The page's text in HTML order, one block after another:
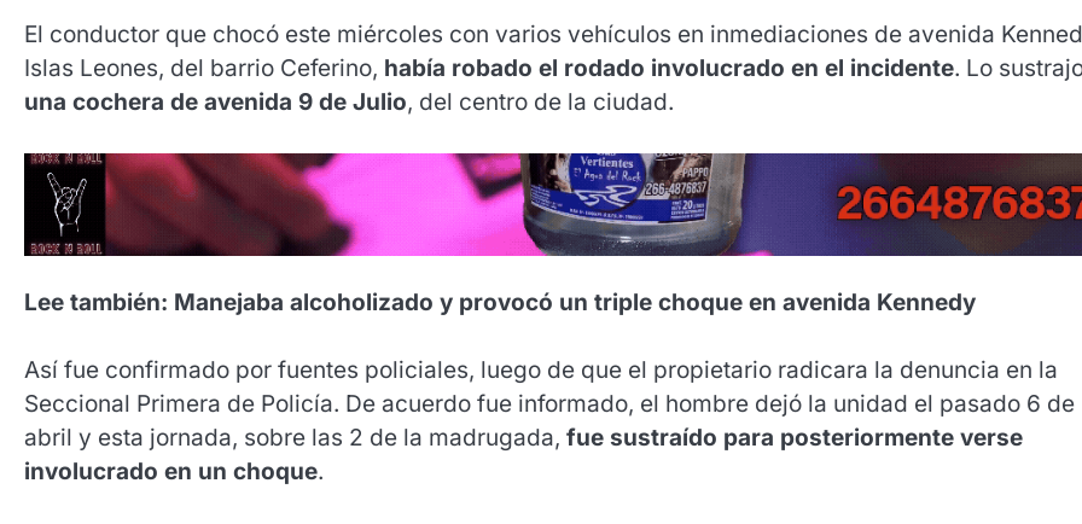
El conductor que chocó este miércoles con varios vehículos en inmediaciones de avenida
Islas Leones, del barrio Ceferino, había robado el rodado involucrado en el incidente. Lo
una cochera de avenida 9 de Julio, del centro de la ciudad.
Lee también: Manejaba alcoholizado y provocó un triple choque en avenida Kennedy
Así fue confirmado por fuentes policiales, luego de que el propietario radicara la denuncia en la
Seccional Primera de Policía. De acuerdo fue informado, el hombre dejó la unidad el pasado 6 de
abril y esta jornada, sobre las 2 de la madrugada, fue sustraído para posteriormente verse
involucrado en un choque.